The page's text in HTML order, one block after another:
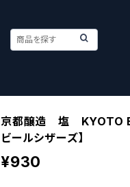
京都醸造 塩 KYOTO
ビールシザーズ】
¥930